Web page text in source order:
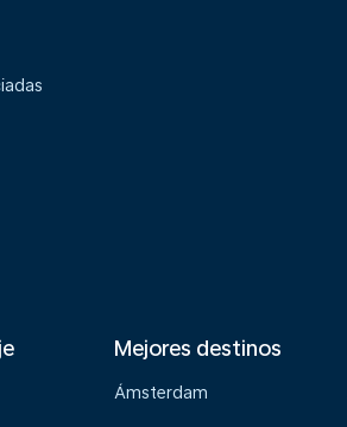
Mejores destinos
Ámsterdam